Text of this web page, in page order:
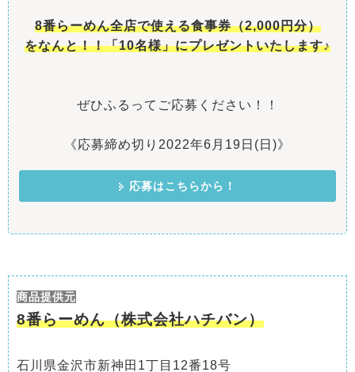
8番らーめん全店で使える食事券（2,000円分）
をなんと！！「10名様」にプレゼントいたします♪
ぜひふるってご応募ください！！
《応募締め切り2022年6月19日(日)》
応募はこちらから！
商品提供元
8番らーめん（株式会社ハチバン）
石川県金沢市新神田1丁目12番18号